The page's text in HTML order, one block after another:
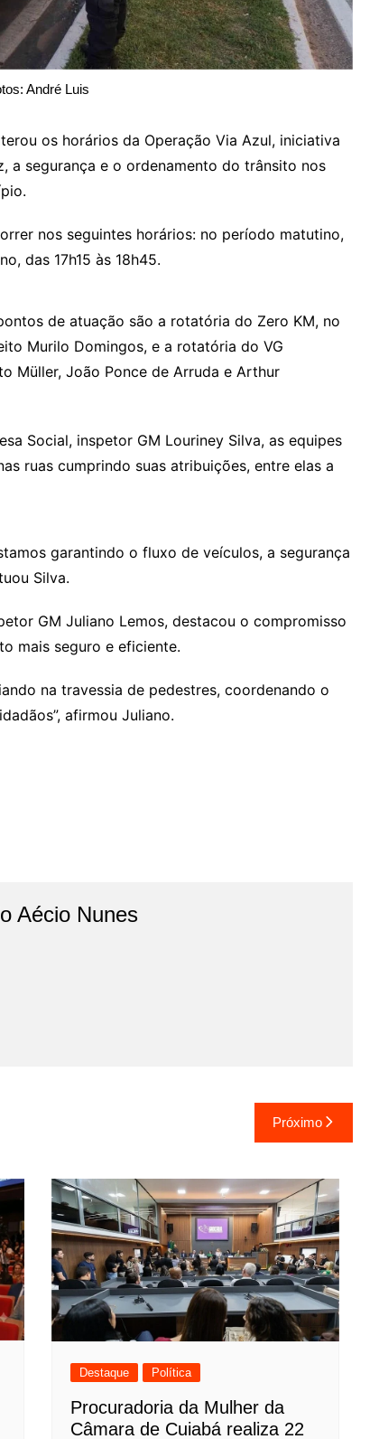
André Luis
os horários da Operação Via Azul, iniciativa
a segurança e o ordenamento do trânsito nos
nos seguintes horários: no período matutino,
das 17h15 às 18h45.
de atuação são a rotatória do Zero KM, no
Murilo Domingos, e a rotatória do VG
Müller, João Ponce de Arruda e Arthur
Social, inspetor GM Louriney Silva, as equipes
ruas cumprindo suas atribuições, entre elas a
garantindo o fluxo de veículos, a segurança
Silva.
GM Juliano Lemos, destacou o compromisso
mais seguro e eficiente.
na travessia de pedestres, coordenando o
afirmou Juliano.
Aécio Nunes
Próximo
Destaque Política
Procuradoria da Mulher da
Câmara de Cuiabá realiza 22